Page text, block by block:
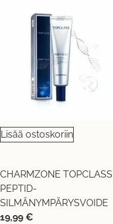
Lisää ostoskoriin
CHARMZONE TOPCLASS
PEPTID-
SILMÄNYMPÄRYSVOIDE
19,99 €